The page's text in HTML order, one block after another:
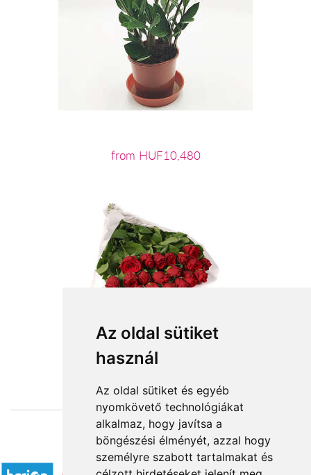
Az oldal sütiket
használ
Az oldal sütiket és egyéb
nyomkövető technológiákat
alkalmaz, hogy javítsa a
böngészési élményét, azzal hogy
személyre szabott tartalmakat és
from HUF10,480
from HUF55,200
Accepted payment methods